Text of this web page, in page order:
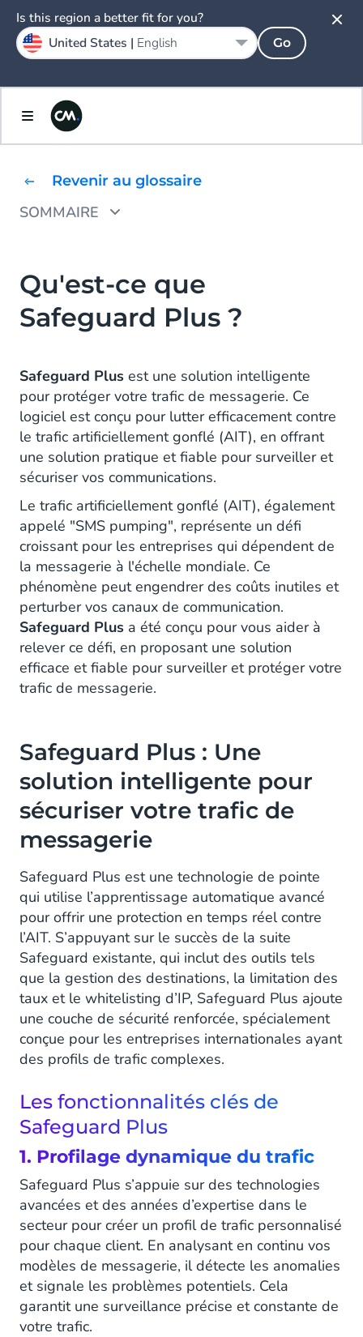
Revenir au glossaire
SOMMAIRE
Les fonctionnalités clés de Safeguard Plus
Pourquoi choisir Safeguard Plus ?
Qu'est-ce que
Safeguard Plus ?
Safeguard Plus est une solution intelligente
pour protéger votre trafic de messagerie. Ce
logiciel est conçu pour lutter efficacement contre
le trafic artificiellement gonflé (AIT), en offrant
une solution pratique et fiable pour surveiller et
sécuriser vos communications.
Le trafic artificiellement gonflé (AIT), également
appelé "SMS pumping", représente un défi
croissant pour les entreprises qui dépendent de
la messagerie à l'échelle mondiale. Ce
phénomène peut engendrer des coûts inutiles et
perturber vos canaux de communication.
Safeguard Plus a été conçu pour vous aider à
relever ce défi, en proposant une solution
efficace et fiable pour surveiller et protéger votre
trafic de messagerie.
Safeguard Plus : Une
solution intelligente pour
sécuriser votre trafic de
messagerie
Safeguard Plus est une technologie de pointe
qui utilise l’apprentissage automatique avancé
pour offrir une protection en temps réel contre
l’AIT. S’appuyant sur le succès de la suite
Safeguard existante, qui inclut des outils tels
que la gestion des destinations, la limitation des
taux et le whitelisting d’IP, Safeguard Plus ajoute
une couche de sécurité renforcée, spécialement
conçue pour les entreprises internationales ayant
des profils de trafic complexes.
Les fonctionnalités clés de
Safeguard Plus
1. Profilage dynamique du trafic
Safeguard Plus s’appuie sur des technologies
avancées et des années d’expertise dans le
secteur pour créer un profil de trafic personnalisé
pour chaque client. En analysant en continu vos
modèles de messagerie, il détecte les anomalies
et signale les problèmes potentiels. Cela
garantit une surveillance précise et constante de
votre trafic.
Is this region a better fit for you?
United States | English Go